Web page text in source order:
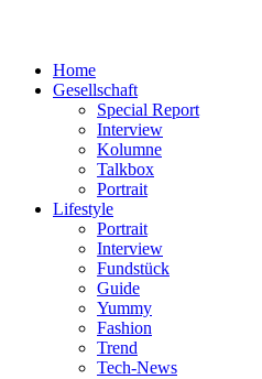
Home
Gesellschaft
Special Report
Interview
Kolumne
Talkbox
Portrait
Lifestyle
Portrait
Interview
Fundstück
Guide
Yummy
Fashion
Trend
Tech-News